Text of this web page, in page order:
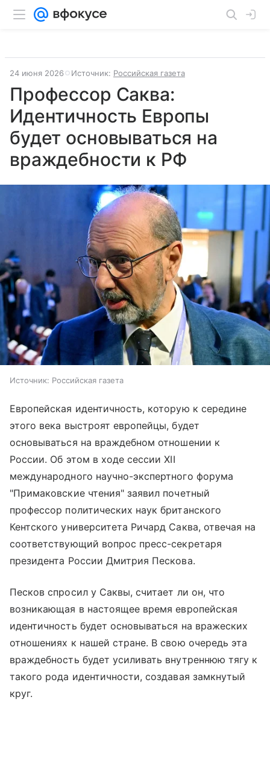
24 июня 2026 Источник: Российская газета
Профессор Саква:
Идентичность Европы
будет основываться на
враждебности к РФ
Источник: Российская газета
Европейская идентичность, которую к середине
этого века выстроят европейцы, будет
основываться на враждебном отношении к
России. Об этом в ходе сессии XII
международного научно-экспертного форума
"Примаковские чтения" заявил почетный
профессор политических наук британского
Кентского университета Ричард Саква, отвечая на
соответствующий вопрос пресс-секретаря
президента России Дмитрия Пескова.
Песков спросил у Саквы, считает ли он, что
возникающая в настоящее время европейская
идентичность будет основываться на вражеских
отношениях к нашей стране. В свою очередь эта
враждебность будет усиливать внутреннюю тягу к
такого рода идентичности, создавая замкнутый
круг.